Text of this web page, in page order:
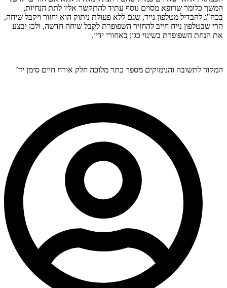
המשך כלומר שרופא מסוים נוסף עתיד להתקשר אליו לתת הנחיות,
בכה"ג להבדיל מטלפון נייד, שגם ללא פעולת ניתוק הוא יחזור ויקבל שיחה,
הרי שבטלפון נייח חייב להחזיר השפופרת לקבל שיחה חדשה, ולכן יבצע
את הנחת השפופרת בשינוי כגון באחורי ידיו.
המקור לתשובה והנימוקים מספר כתר מלוכה חלק אורח חיים סימן יד’